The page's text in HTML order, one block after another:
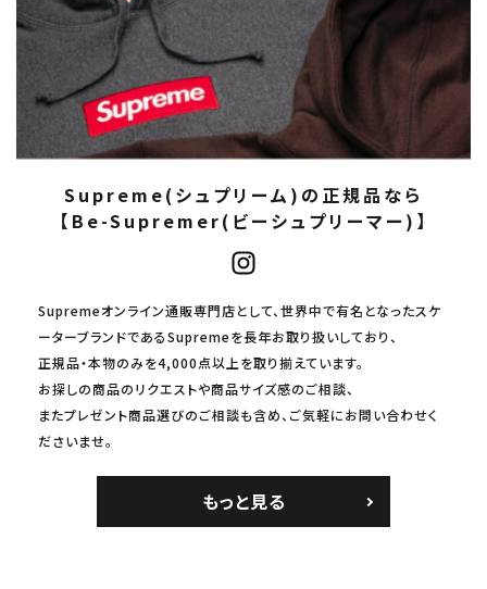
Supreme(シュプリーム)の正規品なら
【Be-Supremer(ビーシュプリーマー)】
Supremeオンライン通販専門店として、世界中で有名となったスケ
ーターブランドであるSupremeを長年お取り扱いしており、
正規品・本物のみを4,000点以上を取り揃えています。
お探しの商品のリクエストや商品サイズ感のご相談、
またプレゼント商品選びのご相談も含め、ご気軽にお問い合わせく
ださいませ。
もっと見る